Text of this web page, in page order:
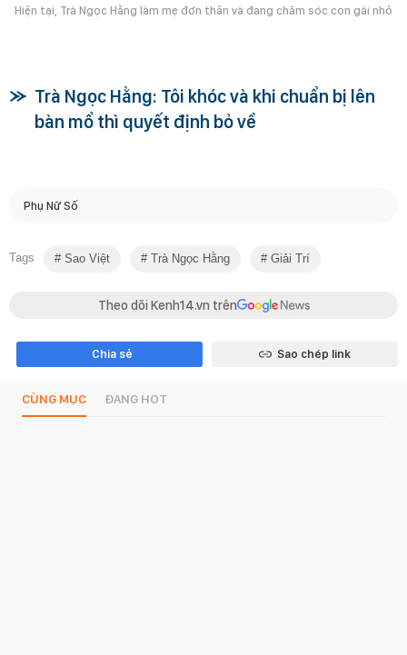
Hiện tại, Trà Ngọc Hằng làm mẹ đơn thân và đang chăm sóc con gái nhỏ
Trà Ngọc Hằng: Tôi khóc và khi chuẩn bị lên
bàn mổ thì quyết định bỏ về
Phụ Nữ Số
Tags Sao Việt Trà Ngọc Hằng Giải Trí
Theo dõi Kenh14.vn trên
Chia sẻ Sao chép link
CÙNG MỤC ĐANG HOT